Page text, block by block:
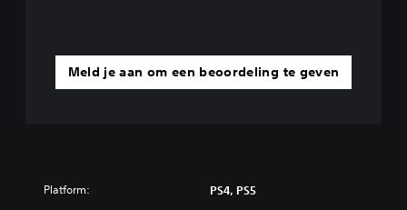
Meld je aan om een beoordeling te geven
Platform: PS4, PS5